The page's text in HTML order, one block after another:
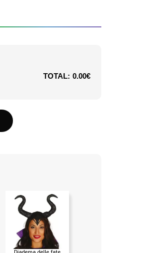
TOTAL: 0.00€